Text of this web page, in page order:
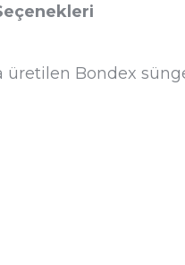
üretilen Bondex